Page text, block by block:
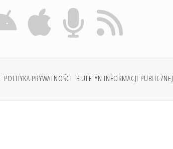
POLITYKA PRYWATNOŚCI BIULETYN INFORMACJI PUBLICZNEJ